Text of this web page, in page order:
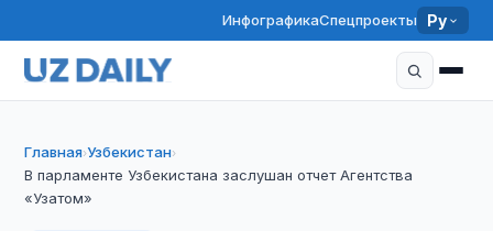
ИнфографикаСпецпроекты Ру
Главная›Узбекистан›
В парламенте Узбекистана заслушан отчет Агентства
«Узатом»